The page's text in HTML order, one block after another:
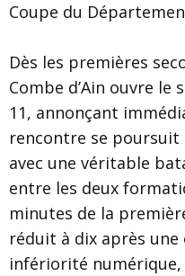
Coupe du
Dès les premières
Combe d’Ain ouvre le
11, annonçant
rencontre se
avec une véritable
entre les deux
minutes de la
réduit à dix après
infériorité numérique,